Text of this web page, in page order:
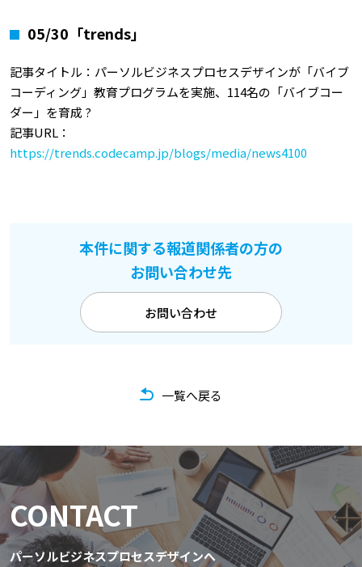
05/30「trends」
記事タイトル：パーソルビジネスプロセスデザインが「バイブ
コーディング」教育プログラムを実施、114名の「バイブコー
ダー」を育成 ?
記事URL：
https://trends.codecamp.jp/blogs/media/news4100
本件に関する報道関係者の方の
お問い合わせ先
お問い合わせ
一覧へ戻る
CONTACT
パーソルビジネスプロセスデザインへ